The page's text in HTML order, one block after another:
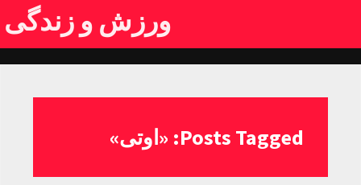
ورزش و زندگی
Posts Tagged: «اوتی»